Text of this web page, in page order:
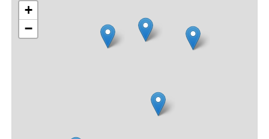
+
−